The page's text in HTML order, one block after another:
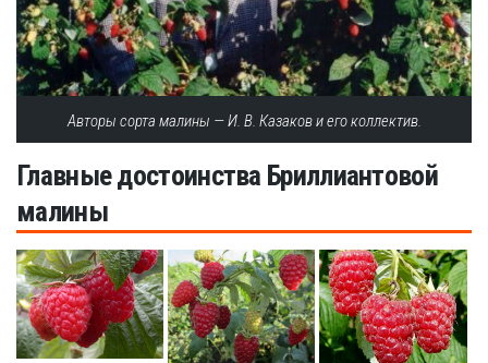
Авторы сорта малины — И. В. Казаков и его коллектив.
Главные достоинства Бриллиантовой
малины